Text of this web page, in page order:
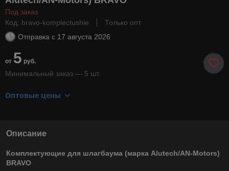
Под заказ
Код: bravo-komplectushie
Только опт
Отправка с 17 августа 2026
от 5 руб.
Минимальный заказ — 5 шт.
Оптовые цены
Описание
Комплектующие для шлагбаума (марка Alutech/AN-Motors)
BRAVO